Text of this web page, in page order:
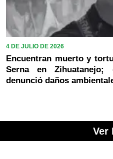
4 DE JULIO DE 2026
Encuentran muerto y
Serna en
denunció daños
Ver